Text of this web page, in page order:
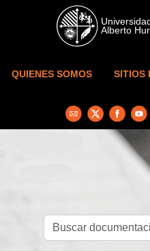
Skip to main content
QUIENES SOMOS SITIOS